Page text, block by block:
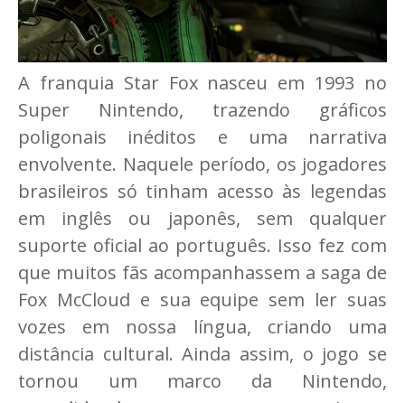
A franquia Star Fox nasceu em 1993 no
Super Nintendo, trazendo gráficos
poligonais inéditos e uma narrativa
envolvente. Naquele período, os jogadores
brasileiros só tinham acesso às legendas
em inglês ou japonês, sem qualquer
suporte oficial ao português. Isso fez com
que muitos fãs acompanhassem a saga de
Fox McCloud e sua equipe sem ler suas
vozes em nossa língua, criando uma
distância cultural. Ainda assim, o jogo se
tornou um marco da Nintendo,